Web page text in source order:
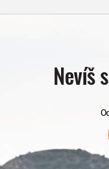
Nevíš